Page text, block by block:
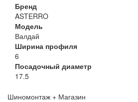
Бренд
ASTERRO
Модель
Валдай
Ширина профиля
6
Посадочный диаметр
17.5
Шиномонтаж + Магазин